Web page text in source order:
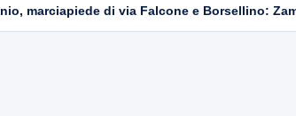
marciapiede di via Falcone e Borsellino: